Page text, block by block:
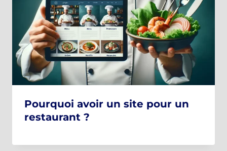
Pourquoi avoir un site pour un
restaurant ?